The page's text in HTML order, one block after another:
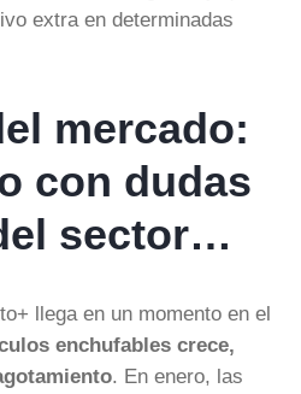
extra en determinadas
mercado:
con dudas
sector…
llega en un momento en el
enchufables crece,
. En enero, las